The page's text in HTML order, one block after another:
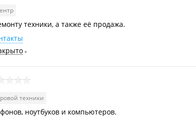
техники, а также её продажа.
техники
ноутбуков и компьютеров.